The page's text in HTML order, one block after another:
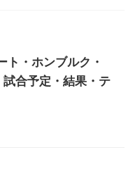
ト・ホンブルク・
合予定・結果・テ